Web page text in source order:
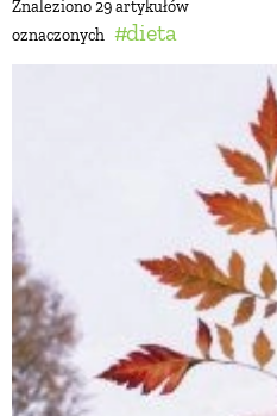
Znaleziono 29 artykułów
oznaczonych
dieta
ROŚLINY